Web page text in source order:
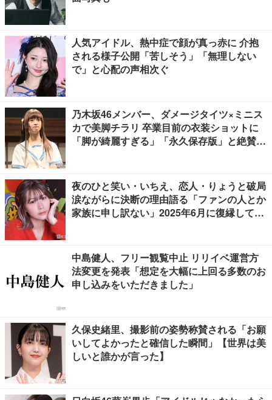
人気アイドル、熱中症で顔が真っ赤に 介抱
される様子公開「苦しそう」「無理しない
で」と心配の声相次ぐ
乃木坂46メンバー、ダメージタイツ×ミニス
カで美脚チラリ 卒業目前の衣装ショットに
「脚が綺麗すぎる」「永久保存版」と絶賛の
夜のひと笑い・いちえ、恋人・りょうと破局
涙ながらに決断の理由語る「ファンの人とか
家族に申し訳ない」2025年6月に復縁してい
中島健人、フリー観覧中止 リリイベ運営方
法変更を発表「想定を大幅に上回る多数のお
申し込みをいただきました」
久保史緒里、撮影前の姿勢称賛される「お願
いしてよかったと確信した瞬間」【世界は美
しいと誰かが言った】